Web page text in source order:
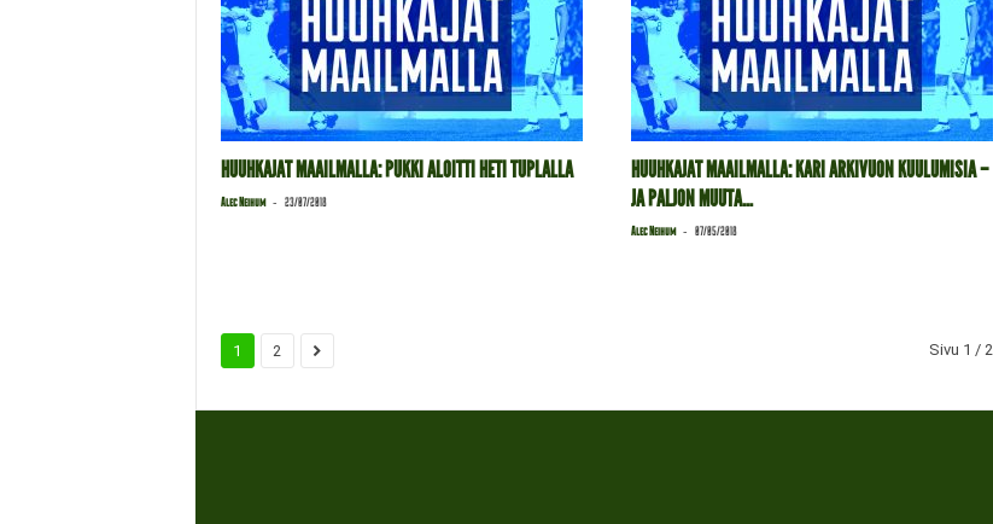
HUUHKAJAT MAAILMALLA: PUKKI ALOITTI HETI TUPLALLA
Alec Neihum - 23/07/2018
HUUHKAJAT MAAILMALLA: KARI ARKIVUON KUULUMISIA –
JA PALJON MUUTA…
Alec Neihum - 07/05/2018
1 2 Sivu 1 / 2